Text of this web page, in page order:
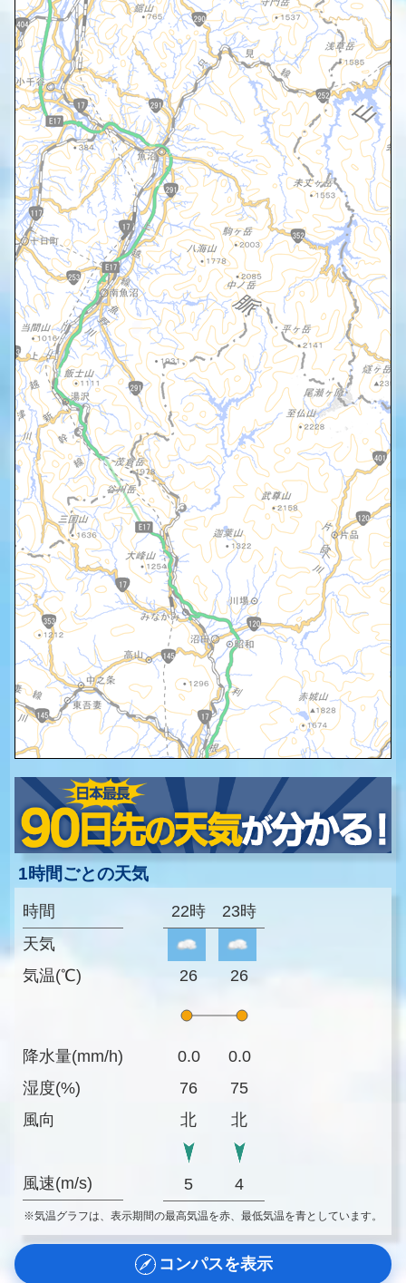
1時間ごとの天気
時間
天気
気温(℃)
降水量(mm/h)
湿度(%)
風向
風速(m/s)
22時 23時
26 26
0.0
0.0
76
75
北
北
5 4
※気温グラフは、表示期間の最高気温を赤、最低気温を青としています。
コンパスを表示